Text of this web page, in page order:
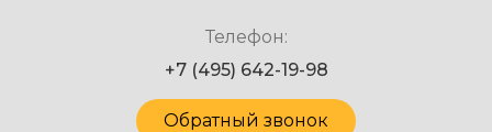
Телефон:
+7 (495) 642-19-98
Обратный звонок